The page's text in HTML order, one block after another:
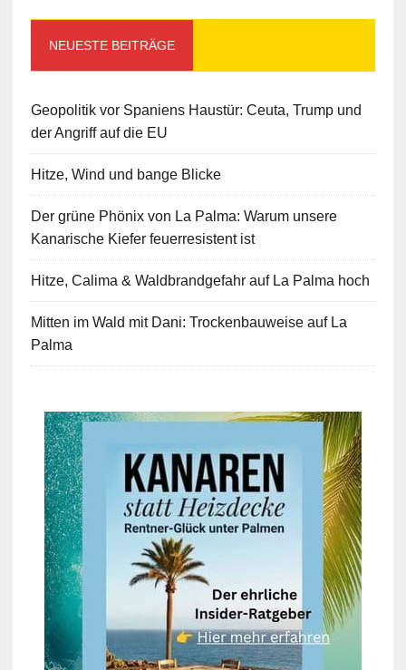
NEUESTE BEITRÄGE
Geopolitik vor Spaniens Haustür: Ceuta, Trump und
der Angriff auf die EU
Hitze, Wind und bange Blicke
Der grüne Phönix von La Palma: Warum unsere
Kanarische Kiefer feuerresistent ist
Hitze, Calima & Waldbrandgefahr auf La Palma hoch
Mitten im Wald mit Dani: Trockenbauweise auf La
Palma